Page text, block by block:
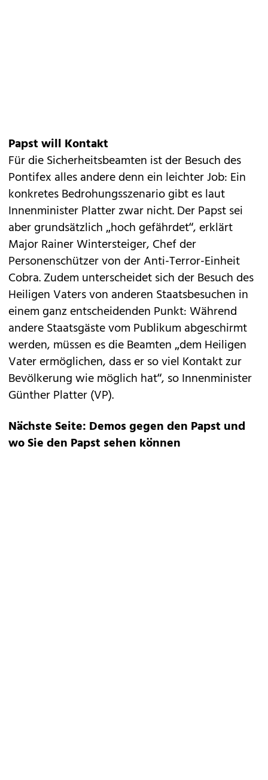
Papst will Kontakt
Für die Sicherheitsbeamten ist der Besuch des
Pontifex alles andere denn ein leichter Job: Ein
konkretes Bedrohungsszenario gibt es laut
Innenminister Platter zwar nicht. Der Papst sei
aber grundsätzlich „hoch gefährdet“, erklärt
Major Rainer Wintersteiger, Chef der
Personenschützer von der Anti-Terror-Einheit
Cobra. Zudem unterscheidet sich der Besuch des
Heiligen Vaters von anderen Staatsbesuchen in
einem ganz entscheidenden Punkt: Während
andere Staatsgäste vom Publikum abgeschirmt
werden, müssen es die Beamten „dem Heiligen
Vater ermöglichen, dass er so viel Kontakt zur
Bevölkerung wie möglich hat“, so Innenminister
Günther Platter (VP).
Nächste Seite: Demos gegen den Papst und
wo Sie den Papst sehen können